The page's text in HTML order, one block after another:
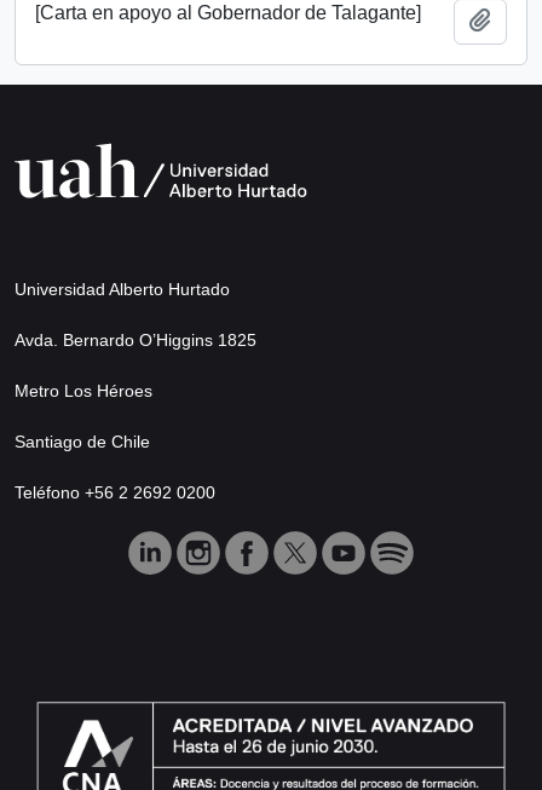
[Carta en apoyo al Gobernador de Talagante]
Universidad Alberto Hurtado
Avda. Bernardo O’Higgins 1825
Metro Los Héroes
Santiago de Chile
Teléfono +56 2 2692 0200